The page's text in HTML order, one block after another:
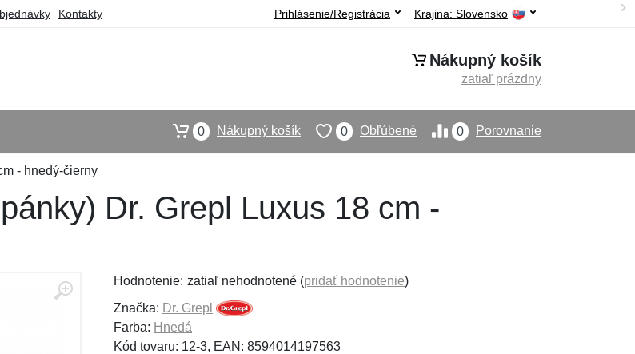
Kontakty Krajina: Slovensko
Prihlásenie/Registrácia
Nákupný košík
zatiaľ prázdny
0 Porovnanie
0 Obľúbené
0 Nákupný košík
- hnedý-čierny
Dr. Grepl Luxus 18 cm -
Hodnotenie: zatiaľ nehodnotené (pridať hodnotenie)
Značka: Dr. Grepl
Farba: Hnedá
Kód tovaru: 12-3, EAN: 8594014197563